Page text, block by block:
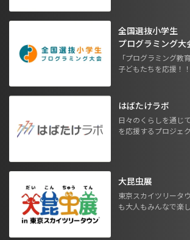
全国選抜小学生
プログラミング大
「プログラミング教
子どもたちを応援！！
はばたけラボ
日々のくらしを通じ
を応援するプロジェ
大昆虫展
東京スカイツリータ
も大人もみんなで楽